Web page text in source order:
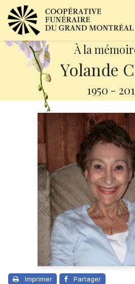
À la
Yolande
1950 -
Imprimer Partager